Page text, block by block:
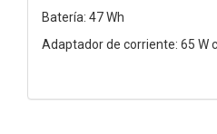
Batería: 47 Wh
Adaptador de corriente: 65 W